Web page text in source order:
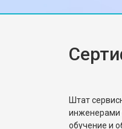
Штат
инженерами
обучение и